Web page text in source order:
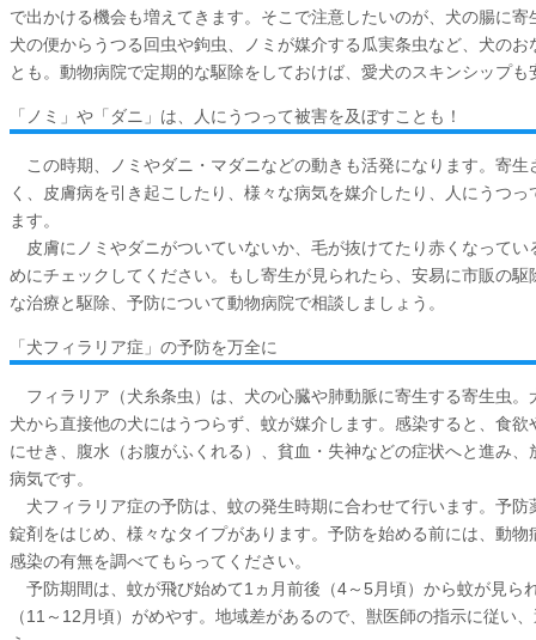
で出かける機会も増えてきます。そこで注意したいのが、犬の腸に
犬の便からうつる回虫や鉤虫、ノミが媒介する瓜実条虫など、犬の
とも。動物病院で定期的な駆除をしておけば、愛犬のスキンシップ
「ノミ」や「ダニ」は、人にうつって被害を及ぼすことも！
この時期、ノミやダニ・マダニなどの動きも活発になります。寄生
く、皮膚病を引き起こしたり、様々な病気を媒介したり、人にうつ
ます。
皮膚にノミやダニがついていないか、毛が抜けてたり赤くなってい
めにチェックしてください。もし寄生が見られたら、安易に市販の
な治療と駆除、予防について動物病院で相談しましょう。
「犬フィラリア症」の予防を万全に
フィラリア（犬糸条虫）は、犬の心臓や肺動脈に寄生する寄生虫。
犬から直接他の犬にはうつらず、蚊が媒介します。感染すると、食
にせき、腹水（お腹がふくれる）、貧血・失神などの症状へと進み
病気です。
犬フィラリア症の予防は、蚊の発生時期に合わせて行います。予防
錠剤をはじめ、様々なタイプがあります。予防を始める前には、動
感染の有無を調べてもらってください。
予防期間は、蚊が飛び始めて1ヵ月前後（4～5月頃）から蚊が見ら
（11～12月頃）がめやす。地域差があるので、獣医師の指示に従い